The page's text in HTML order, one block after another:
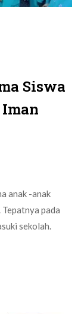
Siswa
anak -anak
pada
sekolah.